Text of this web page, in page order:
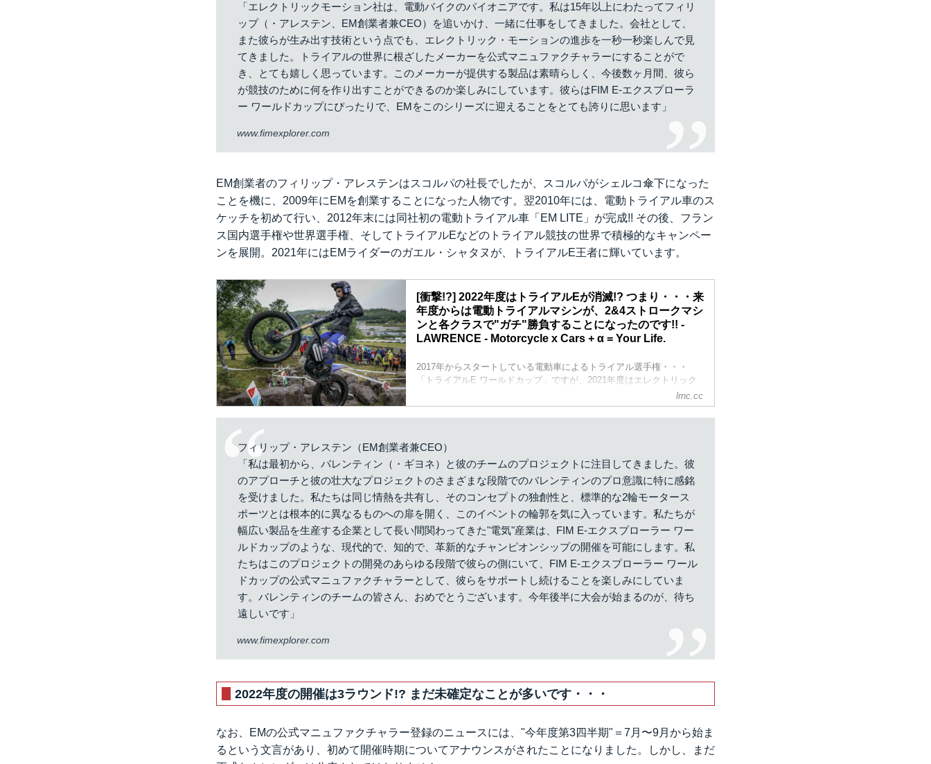
「エレクトリックモーション社は、電動バイクのパイオニアです。私は15年以上にわたってフィリ
ップ（・アレステン、EM創業者兼CEO）を追いかけ、一緒に仕事をしてきました。会社として、
また彼らが生み出す技術という点でも、エレクトリック・モーションの進歩を一秒一秒楽しんで見
てきました。トライアルの世界に根ざしたメーカーを公式マニュファクチャラーにすることがで
き、とても嬉しく思っています。このメーカーが提供する製品は素晴らしく、今後数ヶ月間、彼ら
が競技のために何を作り出すことができるのか楽しみにしています。彼らはFIM E-エクスプローラ
ー ワールドカップにぴったりで、EMをこのシリーズに迎えることをとても誇りに思います」
www.fimexplorer.com
EM創業者のフィリップ・アレステンはスコルパの社長でしたが、スコルパがシェルコ傘下になった
ことを機に、2009年にEMを創業することになった人物です。翌2010年には、電動トライアル車のス
ケッチを初めて行い、2012年末には同社初の電動トライアル車「EM LITE」が完成!! その後、フラン
ス国内選手権や世界選手権、そしてトライアルEなどのトライアル競技の世界で積極的なキャンペー
ンを展開。2021年にはEMライダーのガエル・シャタヌが、トライアルE王者に輝いています。
[衝撃!?] 2022年度はトライアルEが消滅!? つまり・・・来
年度からは電動トライアルマシンが、2&4ストロークマシ
ンと各クラスで"ガチ"勝負することになったのです!! -
LAWRENCE - Motorcycle x Cars + α = Your Life.
2017年からスタートしている電動車によるトライアル選手権・・・
「トライアルE ワールドカップ」ですが、2021年度はエレクトリック
モーションを駆るガエル・シャタヌが初戴冠しました。そして11月2
日、2022年度のトライアル世界選手権の暫定カレンダーが公開されま
したが、そこにはトライアルEの予定が記されていませんでし
トライアル車は、2&4ストロークのICE（内燃機関）車と一緒に、戦う
ことが決まったのです！
lrnc.cc
フィリップ・アレステン（EM創業者兼CEO）
「私は最初から、バレンティン（・ギヨネ）と彼のチームのプロジェクトに注目してきました。彼
のアプローチと彼の壮大なプロジェクトのさまざまな段階でのバレンティンのプロ意識に特に感銘
を受けました。私たちは同じ情熱を共有し、そのコンセプトの独創性と、標準的な2輪モータース
ポーツとは根本的に異なるものへの扉を開く、このイベントの輪郭を気に入っています。私たちが
幅広い製品を生産する企業として長い間関わってきた"電気"産業は、FIM E-エクスプローラー ワー
ルドカップのような、現代的で、知的で、革新的なチャンピオンシップの開催を可能にします。私
たちはこのプロジェクトの開発のあらゆる段階で彼らの側にいて、FIM E-エクスプローラー ワール
ドカップの公式マニュファクチャラーとして、彼らをサポートし続けることを楽しみにしていま
す。バレンティンのチームの皆さん、おめでとうございます。今年後半に大会が始まるのが、待ち
遠しいです」
www.fimexplorer.com
2022年度の開催は3ラウンド!? まだ未確定なことが多いです・・・
なお、EMの公式マニュファクチャラー登録のニュースには、"今年度第3四半期"＝7月〜9月から始ま
るという文言があり、初めて開催時期についてアナウンスがされたことになりました。しかし、まだ